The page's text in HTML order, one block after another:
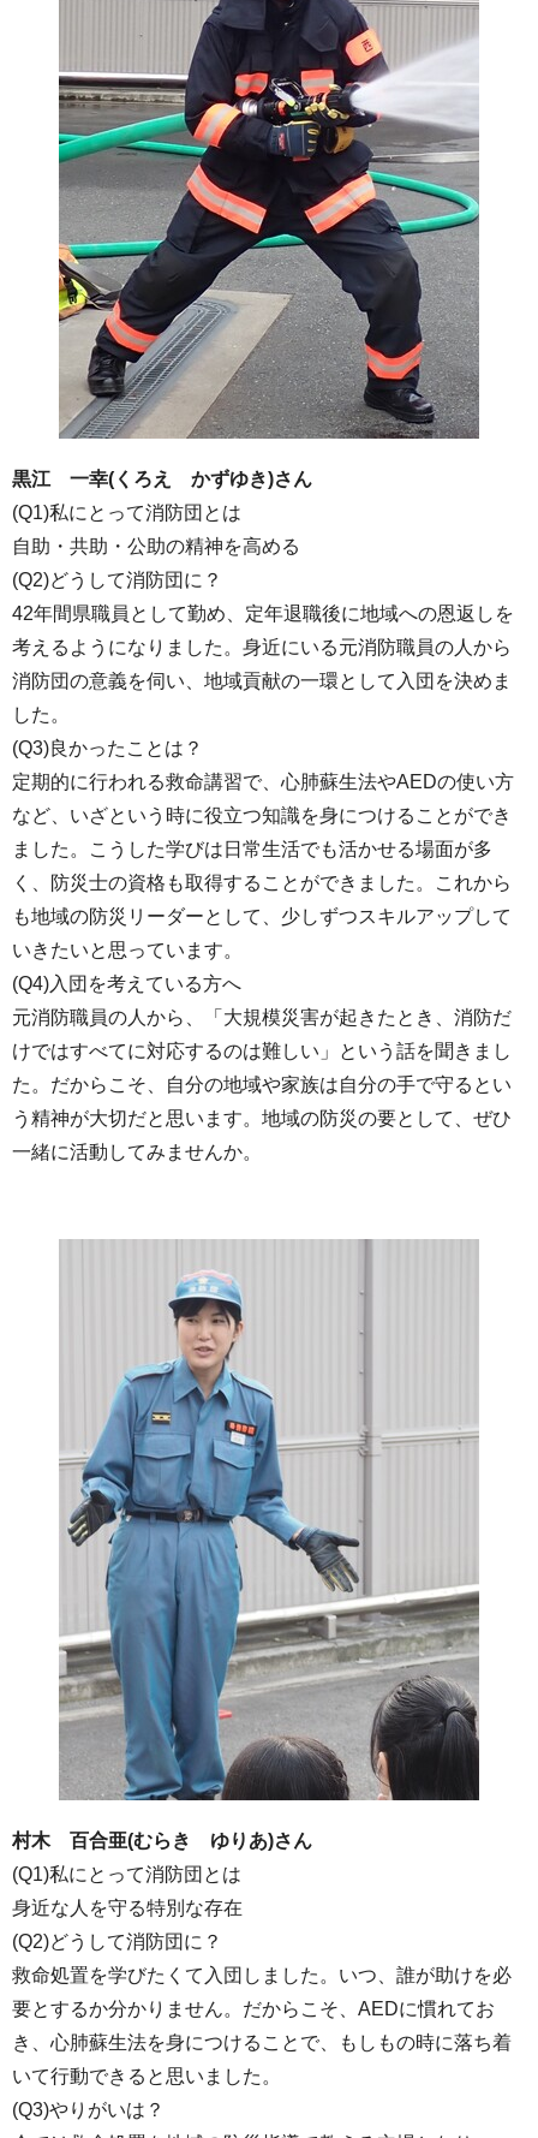
黒江 一幸(くろえ かずゆき)さん
(Q1)私にとって消防団とは
自助・共助・公助の精神を高める
(Q2)どうして消防団に？
42年間県職員として勤め、定年退職後に地域への恩返しを
考えるようになりました。身近にいる元消防職員の人から
消防団の意義を伺い、地域貢献の一環として入団を決めま
した。
(Q3)良かったことは？
定期的に行われる救命講習で、心肺蘇生法やAEDの使い方
など、いざという時に役立つ知識を身につけることができ
ました。こうした学びは日常生活でも活かせる場面が多
く、防災士の資格も取得することができました。これから
も地域の防災リーダーとして、少しずつスキルアップして
いきたいと思っています。
(Q4)入団を考えている方へ
元消防職員の人から、「大規模災害が起きたとき、消防だ
けではすべてに対応するのは難しい」という話を聞きまし
た。だからこそ、自分の地域や家族は自分の手で守るとい
う精神が大切だと思います。地域の防災の要として、ぜひ
一緒に活動してみませんか。
村木 百合亜(むらき ゆりあ)さん
(Q1)私にとって消防団とは
身近な人を守る特別な存在
(Q2)どうして消防団に？
救命処置を学びたくて入団しました。いつ、誰が助けを必
要とするか分かりません。だからこそ、AEDに慣れてお
き、心肺蘇生法を身につけることで、もしもの時に落ち着
いて行動できると思いました。
(Q3)やりがいは？